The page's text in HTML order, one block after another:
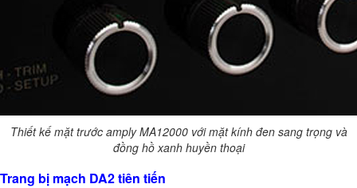
Thiết kế mặt trước amply MA12000 với mặt kính đen sang trọng và
đồng hồ xanh huyền thoại
Trang bị mạch DA2 tiên tiến